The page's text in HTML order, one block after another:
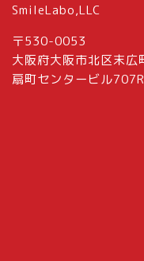
SmileLabo,LLC
〒530-0053
大阪府大阪市北区末広
扇町センタービル